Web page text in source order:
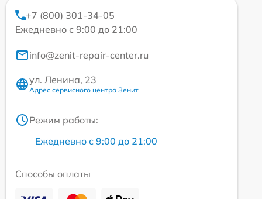
+7 (800) 301-34-05
Ежедневно с 9:00 до 21:00
info@zenit-repair-center.ru
ул. Ленина, 23
Адрес сервисного центра Зенит
Режим работы:
Ежедневно с 9:00 до 21:00
Способы оплаты